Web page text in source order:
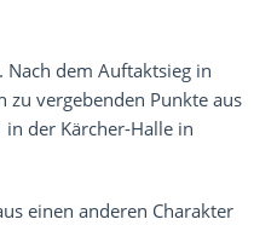
Nach dem Auftaktsieg in
zu vergebenden Punkte aus
der Kärcher-Halle in
einen anderen Charakter